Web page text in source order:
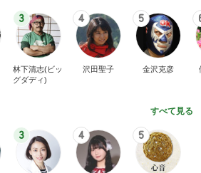
3
林下清志(ビッ
グダディ)
4
沢田聖子
5
金沢克彦
すべて見る
3 4 5